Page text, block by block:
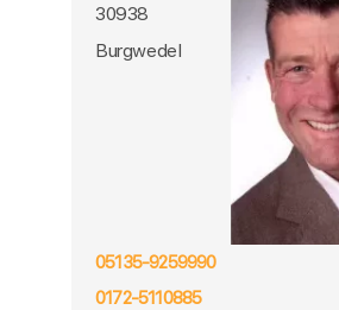
30938
Burgwedel
05135-9259990
0172-5110885